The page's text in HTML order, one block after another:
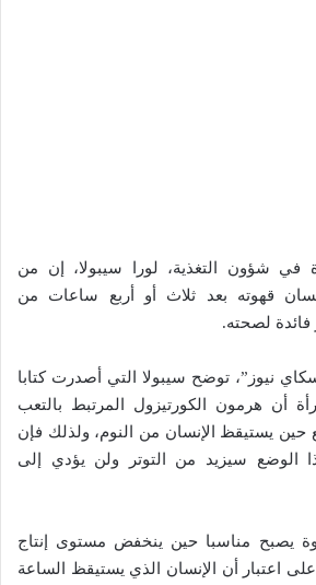
في شؤون التغذية، لورا سيبولا، إن من
قهوته بعد ثلاث أو أربع ساعات من
فائدة لصحته.
نيوز”، توضح سيبولا التي أصدرت كتابا
أن هرمون الكورتيزول المرتبط بالتعب
يستيقظ الإنسان من النوم، ولذلك فإن
الوضع سيزيد من التوتر ولن يؤدي إلى
يصبح مناسبا حين ينخفض مستوى إنتاج
اعتبار أن الإنسان الذي يستيقظ الساعة